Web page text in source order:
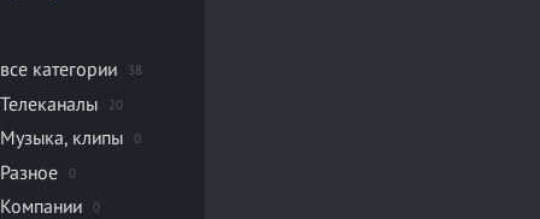
все категории 38
Телеканалы 20
Музыка, клипы 0
Разное 0
Компании 0